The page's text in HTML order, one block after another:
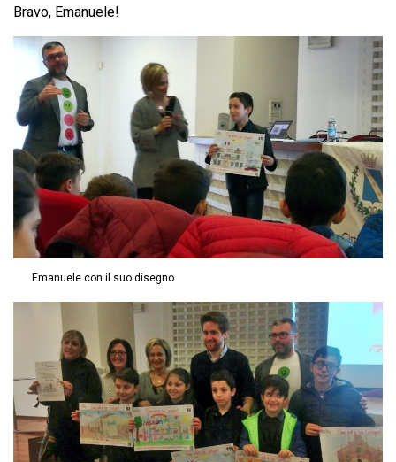
Bravo, Emanuele!
Emanuele con il suo disegno